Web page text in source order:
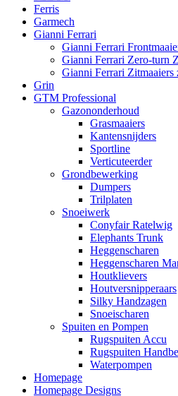
Ferris
Garmech
Gianni Ferrari
Gianni Ferrari
Gianni Ferrari Zero-turn
Gianni Ferrari Zitmaaiers
Grin
GTM Professional
Gazononderhoud
Grasmaaiers
Kantensnijders
Sportline
Verticuteerder
Grondbewerking
Dumpers
Trilplaten
Snoeiwerk
Conyfair Ratelwig
Elephants Trunk
Heggenscharen
Heggenscharen
Houtklievers
Houtversnipperaars
Silky Handzagen
Snoeischaren
Spuiten en Pompen
Rugspuiten Accu
Rugspuiten
Waterpompen
Homepage
Homepage Designs